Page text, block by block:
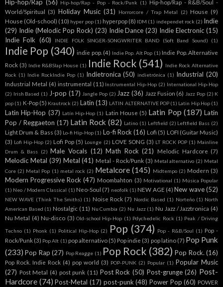
Hip-hop/Rap (56) Hip-hop/Rap - Pop - Rock/Punk (1) Hip-hop/Rap - R&B/Soul -
World/Spiritual (3) Holiday Music (31) Horrorcore / Trap Metal (2) House (9)
House (Old-school) (10) hyper pop (1) hyperpop (8) IDM (1) independet rock (2) Indie
(29) Indie (Melodic Pop Rock) (23) Indie Dance (23) Indie Electronic (15)
Indie Folk (60) INDIE FOLK SINGER-SONGWRITER BAND (Soft Band Sound) (1)
Indie Pop (340) indie pop. (4) Indie Pop. Alt Pop (1) Indie Pop. Alternative
Rock (3) Indie R&BSlap House (1) Indie Rock (541) Indie Rock Alternative
Rock (1) Indie RockIndie Pop (1) Indietronica (50) indietrónica (1) Industrial (20)
Industrial Metal (4) instrumental (11) Instrumental Hip-Hop (2) International Hip-Hop
(2) Irish Based (1) J-pop (17) Jangle Pop (2) Jazz (36) Jazz Fusion (6) Jazz Pop (2) K
pop (1) K-Pop (5) Krautrock (2) Latin (13) LATIN ALTERNATIVE POP (1) Latin Hip Hop (1)
Latin Hip-Hop (37) Latín Hip-Hop (1) Latin House (5) Latin Pop (187) Latin
Pop / Reggaeton (17) Latin Rock (82) Latino (1) Leftfield (2) Leftfield Bass (2)
Light Drum & Bass (3) Lo-fi Hip-Hop (1) Lo-fi Rock (16) Lofi (5) LOFI (Guitar Music)
(3) Lofi Hip-Hop (2) Lofi Pop (5) Lounge (2) LOVE SONG (3) LT ROCK POP (1) Mainline
Drum & Bass (2) Male Vocals (12) Math Rock (21) Melodic Hardcore (7)
Melodic Metal (39) Metal (41) Metal - Rock/Punk (3) Metal alternativo (2) Metal
Core (2) Metal Pop (1) metal rock (2) Metalcore (145) Midtempo (2) Modern (3)
Modern Progressive Rock (47) Moombahton (3) Motivational (1) Música Popular
(1) Neo / Modern Classical (1) Neo-Soul (7) neofolk (1) NEW AGE (4) New wave (52)
NEW WAVE (Think The Smiths) (1) Noise Rock (7) Nordic Based (1) Norteño (1) North
American Based (1) Nostalgic (11) Nu Cumbia (2) Nu Jazz (1) Nu Jazz / Jazztronica (4)
Nu Metal (4) Nu-disco (3) Old-school Hip-Hop (1) Pdychedelic Rock (1) Peak / Driving
Techno (1) Phonk (1) Political Hip-Hop (2) Pop (374) Pop - R&B/Soul (1) Pop -
Rock/Punk (3) Pop Alt (1) pop alternativo (5) Pop indie (3) pop latino (7) Pop Punk
(233) Pop Rap (27) Pop Reagge (1) Pop Rock (382) Pop Rock. (16)
Pop Rock. Indie Rock (4) pop world (3) POP-PUNK (2) Popular (1) Popular Music
(27) Post Metal (4) post punk (11) Post Rock (50) Post-grunge (26) Post-
Hardcore (74) Post-Metal (17) post-punk (48) Power Pop (60) POWER